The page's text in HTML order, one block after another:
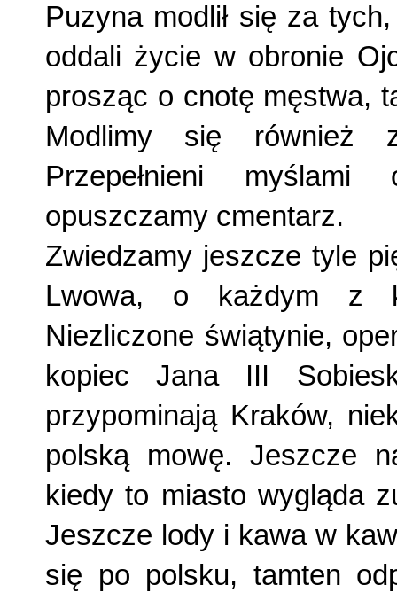
Puzyna mo­dlił się za
oddali życie w obronie
pro­sząc o cnotę męstwa,
Modlimy się również
Przepełnie­ni
opuszczamy cmentarz.
Zwiedzamy jeszcze tyle
Lwowa, o każdym z
Niezliczone świątynie,
kopiec Jana III
przypominają Kraków,
polską mowę. Jeszcze
kiedy to miasto wygląda
Jeszcze lody i kawa w
się po polsku, tamten